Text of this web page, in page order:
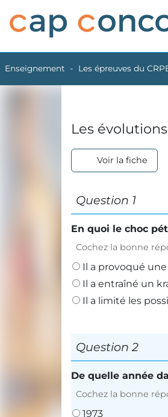
Enseignement Les épreuves du
Les
Voir la fiche
Question 1
En quoi le choc
Cochez la bonne
Il a provoqué
Il a entraîné un
Il a limité les
Question 2
De quelle année
Cochez la bonne
1973